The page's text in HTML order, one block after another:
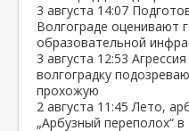
3 августа 14:07
Волгограде оценивают
образовательной
3 августа 12:53
волгоградку
прохожую
2 августа 11:45Лето,
„Арбузный переполох“